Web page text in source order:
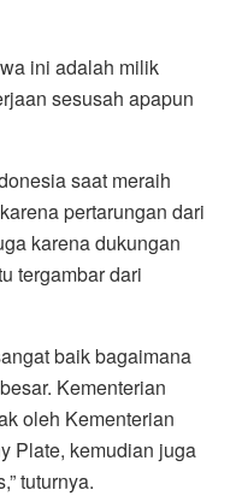
ini adalah milik
sesusah apapun
saat meraih
pertarungan dari
karena dukungan
tergambar dari
baik bagaimana
Kementerian
oleh Kementerian
Plate, kemudian juga
tuturnya.